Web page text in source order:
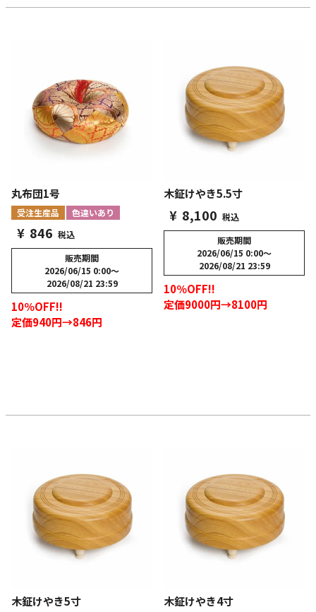
丸布団1号
受注生産品 色違いあり
¥ 846 税込
販売期間
2026/06/15 0:00〜
2026/08/21 23:59
10％OFF!!
定価940円→846円
木鉦けやき5.5寸
¥ 8,100 税込
販売期間
2026/06/15 0:00〜
2026/08/21 23:59
10％OFF!!
定価9000円→8100円
木鉦けやき5寸 木鉦けやき4寸